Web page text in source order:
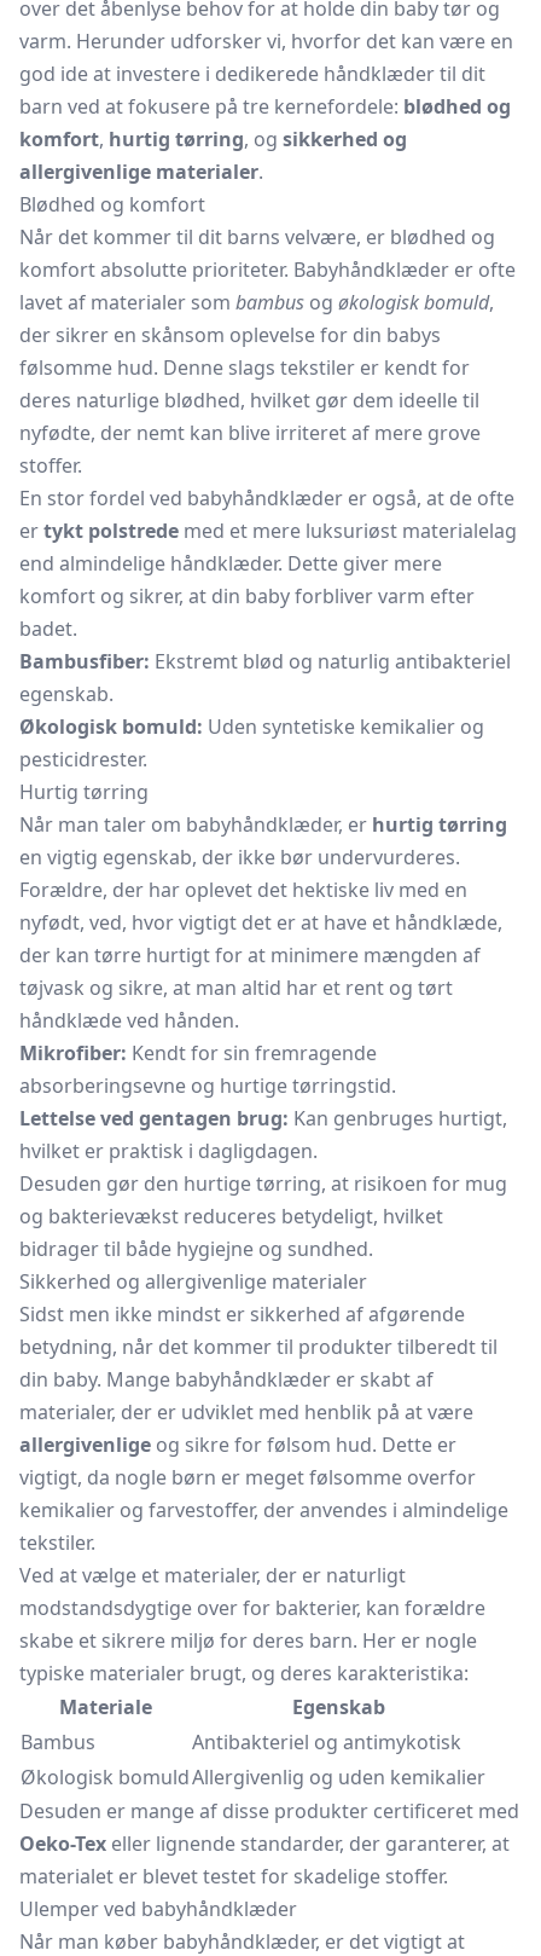
over det åbenlyse behov for at holde din baby tør og
varm. Herunder udforsker vi, hvorfor det kan være en
god ide at investere i dedikerede håndklæder til dit
barn ved at fokusere på tre kernefordele: blødhed og
komfort, hurtig tørring, og sikkerhed og
allergivenlige materialer.
Blødhed og komfort
Når det kommer til dit barns velvære, er blødhed og
komfort absolutte prioriteter. Babyhåndklæder er ofte
lavet af materialer som bambus og økologisk bomuld,
der sikrer en skånsom oplevelse for din babys
følsomme hud. Denne slags tekstiler er kendt for
deres naturlige blødhed, hvilket gør dem ideelle til
nyfødte, der nemt kan blive irriteret af mere grove
stoffer.
En stor fordel ved babyhåndklæder er også, at de ofte
ertykt polstrede med et mere luksuriøst materialelag
end almindelige håndklæder. Dette giver mere
komfort og sikrer, at din baby forbliver varm efter
badet.
Bambusfiber: Ekstremt blød og naturlig antibakteriel
egenskab.
Økologisk bomuld: Uden syntetiske kemikalier og
pesticidrester.
Hurtig tørring
Når man taler om babyhåndklæder, er hurtig tørring
en vigtig egenskab, der ikke bør undervurderes.
Forældre, der har oplevet det hektiske liv med en
nyfødt, ved, hvor vigtigt det er at have et håndklæde,
der kan tørre hurtigt for at minimere mængden af
tøjvask og sikre, at man altid har et rent og tørt
håndklæde ved hånden.
Mikrofiber: Kendt for sin fremragende
absorberingsevne og hurtige tørringstid.
Lettelse ved gentagen brug: Kan genbruges hurtigt,
hvilket er praktisk i dagligdagen.
Desuden gør den hurtige tørring, at risikoen for mug
og bakterievækst reduceres betydeligt, hvilket
bidrager til både hygiejne og sundhed.
Sikkerhed og allergivenlige materialer
Sidst men ikke mindst er sikkerhed af afgørende
betydning, når det kommer til produkter tilberedt til
din baby. Mange babyhåndklæder er skabt af
materialer, der er udviklet med henblik på at være
allergivenlige og sikre for følsom hud. Dette er
vigtigt, da nogle børn er meget følsomme overfor
kemikalier og farvestoffer, der anvendes i almindelige
tekstiler.
Ved at vælge et materialer, der er naturligt
modstandsdygtige over for bakterier, kan forældre
skabe et sikrere miljø for deres barn. Her er nogle
typiske materialer brugt, og deres karakteristika:
Materiale
Egenskab
Bambus
Antibakteriel og antimykotisk
Økologisk bomuldAllergivenlig og uden kemikalier
Desuden er mange af disse produkter certificeret med
Oeko-Tex eller lignende standarder, der garanterer, at
materialet er blevet testet for skadelige stoffer.
Ulemper ved babyhåndklæder
Når man køber babyhåndklæder, er det vigtigt at